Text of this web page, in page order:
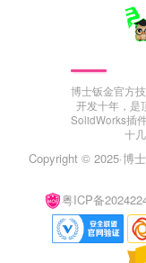
博士钣金官方
开发十年，是
SolidWorks插
十
Copyright © 2025·博
粤ICP备